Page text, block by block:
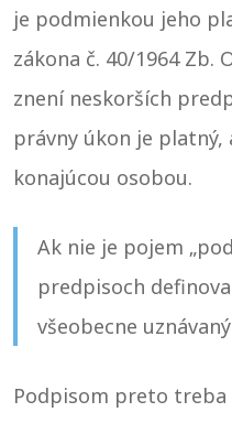
je podmienkou jeho
zákona č. 40/1964 Zb.
znení neskorších
právny úkon je platný,
konajúcou osobou.
Ak nie je pojem
predpisoch
všeobecne
Podpisom preto